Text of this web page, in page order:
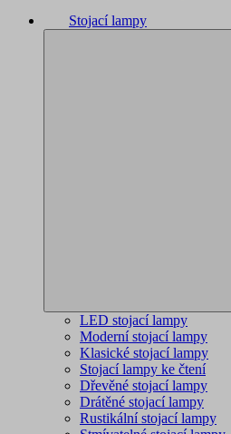
Stojací lampy
LED stojací lampy
Moderní stojací lampy
Klasické stojací lampy
Stojací lampy ke čtení
Dřevěné stojací lampy
Drátěné stojací lampy
Rustikální stojací lampy